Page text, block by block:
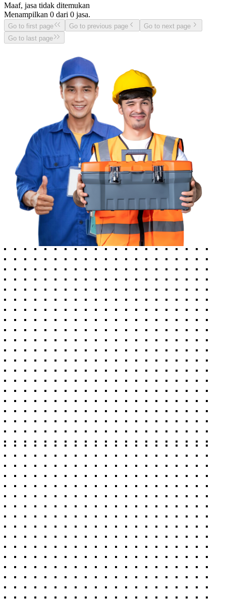
Maaf, jasa tidak ditemukan
Menampilkan 0 dari 0 jasa.
Go to first page Go to previous page
Go to next page
Go to last page